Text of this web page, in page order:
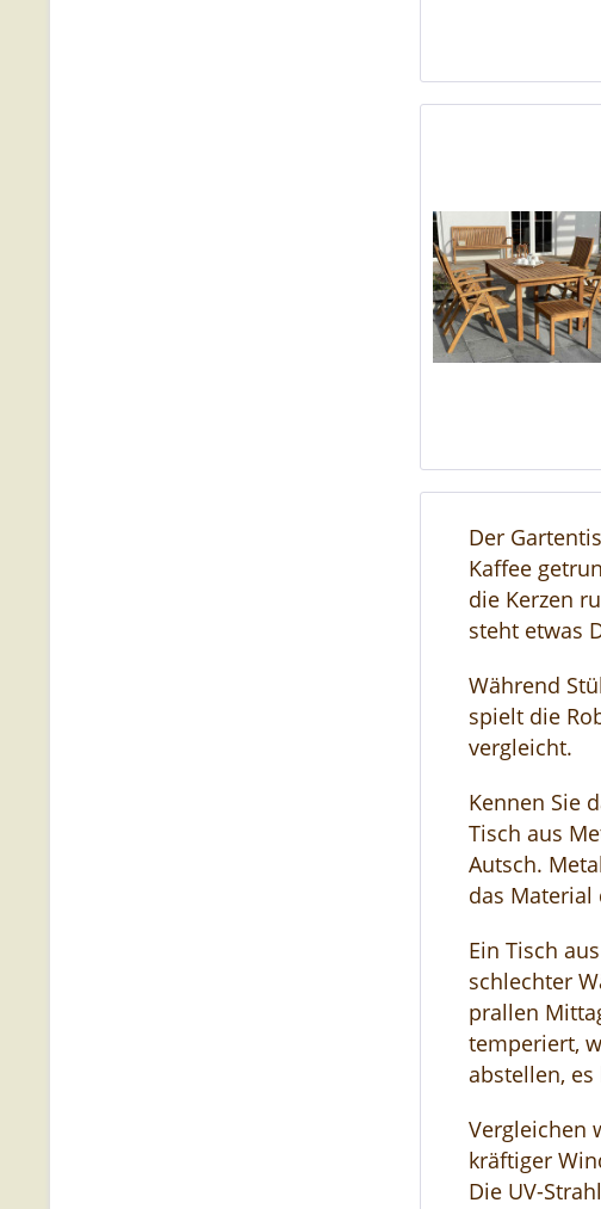
Der
Kaffee
die Kerzen
steht etwas
Während
spielt die
vergleicht.
Kennen Sie
Tisch aus
Autsch.
das Material
Ein Tisch
schlechter
prallen
temperiert,
abstellen,
Vergleichen
kräftiger
Die UV-